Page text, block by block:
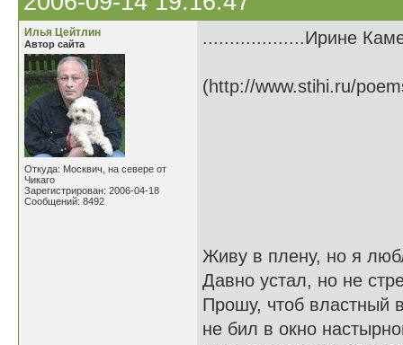
Илья Цейтлин
Автор сайта
Откуда: Москвич, на севере от
Чикаго
Зарегистрирован: 2006-04-18
Сообщений: 8492
...................Ирине
(http://www.stihi.ru/
Живу в плену, но я
Давно устал, но не
Прошу, чтоб властный
не бил в окно